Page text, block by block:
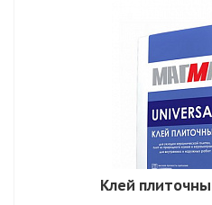
Клей